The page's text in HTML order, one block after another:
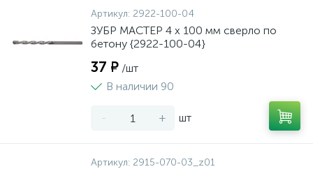
Артикул: 2922-100-04
ЗУБР МАСТЕР 4 х 100 мм сверло по
бетону {2922-100-04}
37 ₽ /шт
В наличии 90
- + шт
Артикул: 2915-070-03_z01